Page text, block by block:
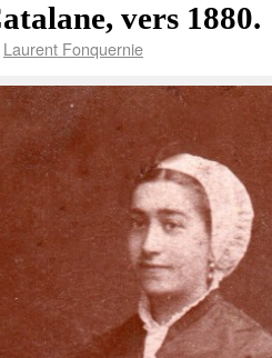
vers 1880.
Laurent Fonquernie